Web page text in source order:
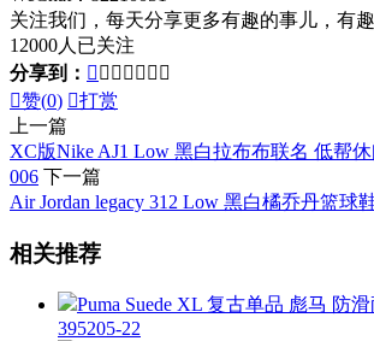
关注我们，每天分享更多有趣的事儿，有趣
12000人已关注
分享到：       
赞(0) 打赏
上一篇
XC版Nike AJ1 Low 黑白拉布布联名 低帮
006 下一篇
Air Jordan legacy 312 Low 黑白橘乔丹篮球
相关推荐
Puma Suede XL 复古单品 彪马 防
395205-22